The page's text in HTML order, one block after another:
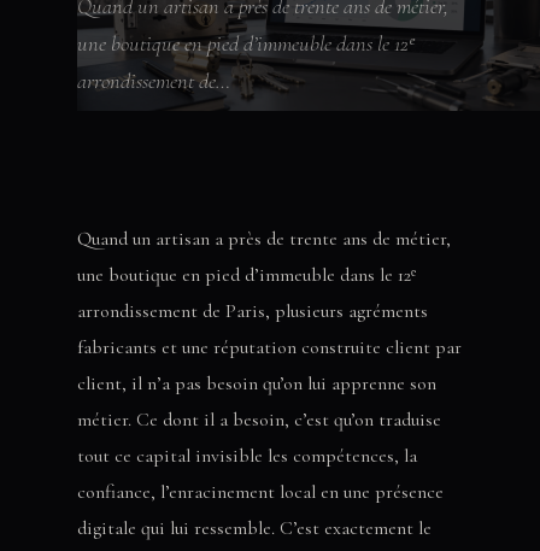
Quand un artisan a près de trente ans de métier,
une boutique en pied d’immeuble dans le 12ᵉ
arrondissement de…
Quand un artisan a près de trente ans de métier,
une boutique en pied d’immeuble dans le 12ᵉ
arrondissement de Paris, plusieurs agréments
fabricants et une réputation construite client par
client, il n’a pas besoin qu’on lui apprenne son
métier. Ce dont il a besoin, c’est qu’on traduise
tout ce capital invisible les compétences, la
confiance, l’enracinement local en une présence
digitale qui lui ressemble. C’est exactement le